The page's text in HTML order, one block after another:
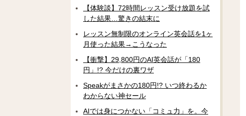
【体験談】72時間レッスン受け放題を試
した結果…驚きの結末に
レッスン無制限のオンライン英会話を1ヶ
月使った結果→こうなった
【衝撃】29,800円のAI英会話が「180
円」!? 今だけの裏ワザ
Speakがまさかの180円!? いつ終わるか
わからない神セール
AIでは身につかない「コミュ力」を。今